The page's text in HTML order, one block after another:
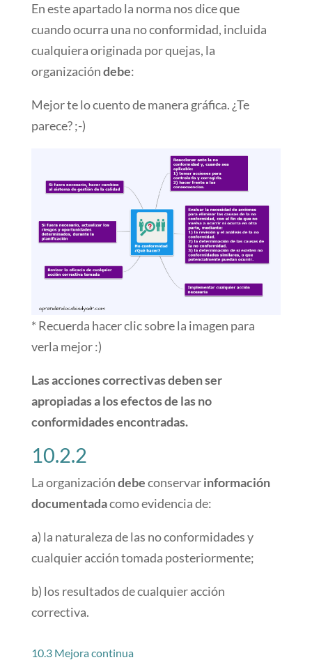
En este apartado la norma nos dice que
cuando ocurra una no conformidad, incluida
cualquiera originada por quejas, la
organizacióndebe:
Mejor te lo cuento de manera gráfica. ¿Te
parece? ;-)
* Recuerda hacer clic sobre la imagen para
verla mejor :)
Las acciones correctivas deben ser
apropiadas a los efectos de las no
conformidades encontradas.
10.2.2
La organizacióndebeconservarinformación
documentadacomo evidencia de:
a) la naturaleza de las no conformidades y
cualquier acción tomada posteriormente;
b) los resultados de cualquier acción
correctiva.
10.3 Mejora continua